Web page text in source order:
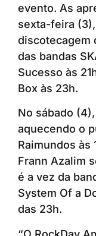
evento. As
sexta-feira
discotecagem
das bandas
Sucesso às
Box às 23h.
No sábado
aquecendo o
Raimundos às
Frann Azalim
é a vez da
System Of a
das 23h.